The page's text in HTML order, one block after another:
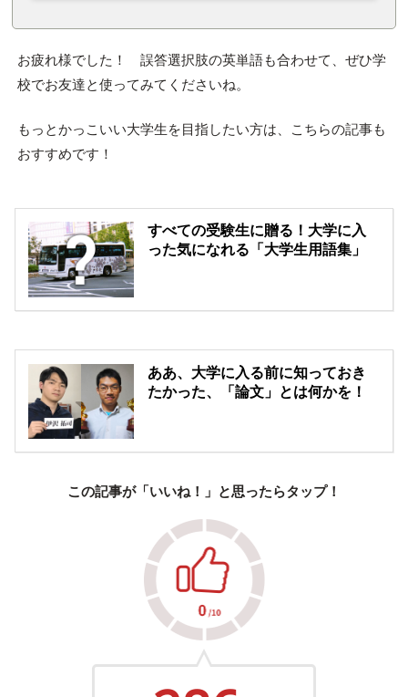
お疲れ様でした！ 誤答選択肢の英単語も合わせて、ぜひ学
校でお友達と使ってみてくださいね。
もっとかっこいい大学生を目指したい方は、こちらの記事も
おすすめです！
すべての受験生に贈る！大学に入
った気になれる「大学生用語集」
ああ、大学に入る前に知っておき
たかった、「論文」とは何かを！
この記事が「いいね！」と思ったらタップ！